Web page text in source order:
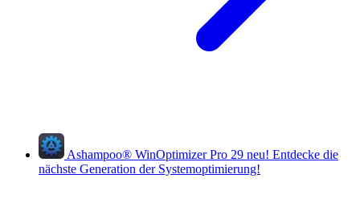
Ashampoo® WinOptimizer Pro 29 neu! Entdecke die
nächste Generation der Systemoptimierung!